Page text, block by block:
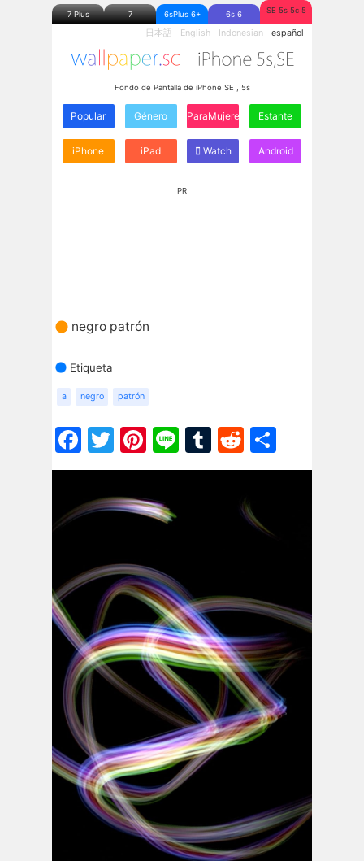
7 Plus 7 6sPlus 6+ 6s 6 SE 5s 5c 5
日本語 English Indonesian español
Fondo de Pantalla de iPhone SE , 5s
Popular Género ParaMujeres Estante
iPhone iPad Watch Android
PR
negro patrón
Etiqueta
a negro patrón
Facebook
Twitter
Pinterest
LineTumblr
Reddit